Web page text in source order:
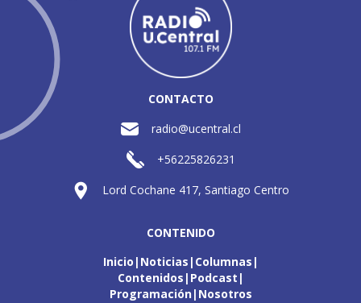
CONTACTO
radio@ucentral.cl
+56225826231
Lord Cochane 417, Santiago Centro
CONTENIDO
Inicio Noticias Columnas
Contenidos Podcast
Programación Nosotros